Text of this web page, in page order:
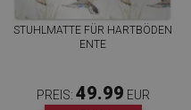
STUHLMATTE FÜR HARTBÖDEN
ENTE
PREIS: 49.99 EUR